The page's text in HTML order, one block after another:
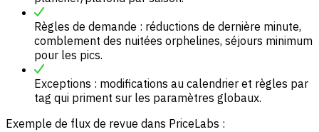
Règles de demande : réductions de dernière minute,
comblement des nuitées orphelines, séjours minimum
pour les pics.
Exceptions : modifications au calendrier et règles par
tag qui priment sur les paramètres globaux.
Exemple de flux de revue dans PriceLabs :